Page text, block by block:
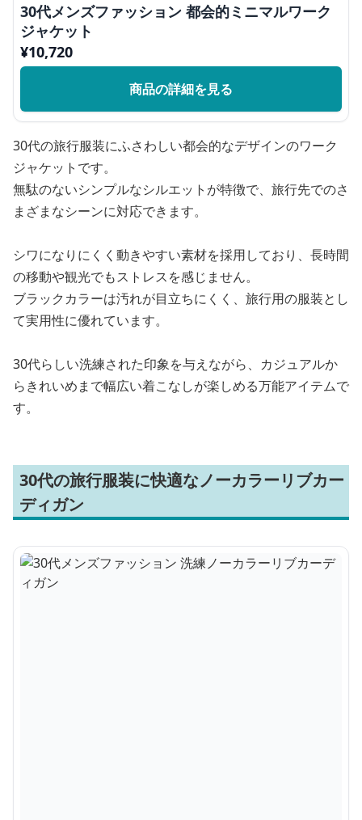
30代メンズファッション 都会的ミニマルワーク
ジャケット
¥10,720
商品の詳細を見る
30代の旅行服装にふさわしい都会的なデザインのワーク
ジャケットです。
無駄のないシンプルなシルエットが特徴で、旅行先でのさ
まざまなシーンに対応できます。
シワになりにくく動きやすい素材を採用しており、長時間
の移動や観光でもストレスを感じません。
ブラックカラーは汚れが目立ちにくく、旅行用の服装とし
て実用性に優れています。
30代らしい洗練された印象を与えながら、カジュアルか
らきれいめまで幅広い着こなしが楽しめる万能アイテムで
す。
30代の旅行服装に快適なノーカラーリブカー
ディガン